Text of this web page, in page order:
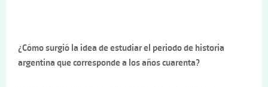
¿Cómo surgió la idea de estudiar el periodo de historia
argentina que corresponde a los años cuarenta?